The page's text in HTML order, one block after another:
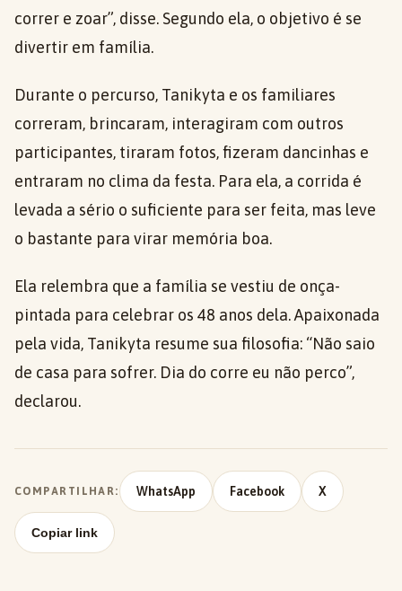
correr e zoar”, disse. Segundo ela, o objetivo é se
divertir em família.
Durante o percurso, Tanikyta e os familiares
correram, brincaram, interagiram com outros
participantes, tiraram fotos, fizeram dancinhas e
entraram no clima da festa. Para ela, a corrida é
levada a sério o suficiente para ser feita, mas leve
o bastante para virar memória boa.
Ela relembra que a família se vestiu de onça-
pintada para celebrar os 48 anos dela. Apaixonada
pela vida, Tanikyta resume sua filosofia: “Não saio
de casa para sofrer. Dia do corre eu não perco”,
declarou.
COMPARTILHAR: WhatsApp Facebook X
Copiar link